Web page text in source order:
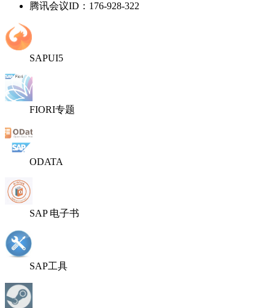
腾讯会议ID：176-928-322
SAPUI5
FIORI专题
ODATA
SAP 电子书
SAP工具